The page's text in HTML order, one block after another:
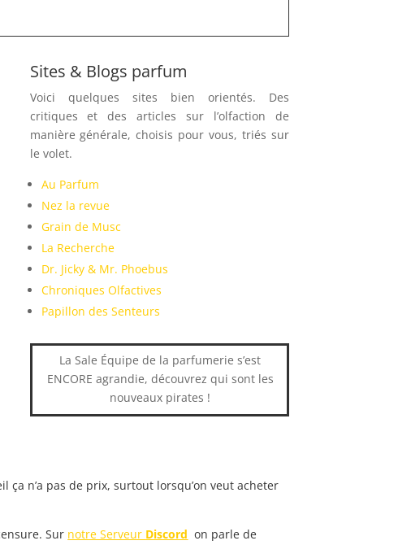
Sites & Blogs parfum
Voici quelques sites bien orientés. Des
critiques et des articles sur l’olfaction de
manière générale, choisis pour vous, triés sur
le volet.
Au Parfum
Nez la revue
Grain de Musc
La Recherche
Dr. Jicky & Mr. Phoebus
Chroniques Olfactives
Papillon des Senteurs
La Sale Équipe de la parfumerie s’est
ENCORE agrandie, découvrez qui sont les
nouveaux pirates !
ça n’a pas de prix, surtout lorsqu’on veut acheter
Sur notre Serveur Discord on parle de